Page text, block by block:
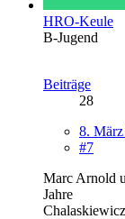
HRO-Keule
B-Jugend
Beiträge
28
8.
#7
Marc Arnold
Jahre